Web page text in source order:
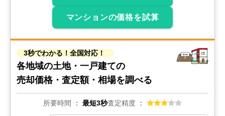
マンションの価格を試算
3秒でわかる！全国対応！
各地域の土地・一戸建ての
売却価格・査定額・相場を調べる
所要時間 最短3秒査定精度